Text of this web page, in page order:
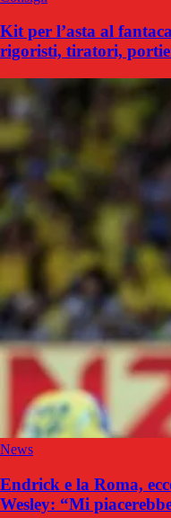
Kit per l’asta al
rigoristi, tiratori,
News
Endrick e la Roma,
Wesley: “Mi